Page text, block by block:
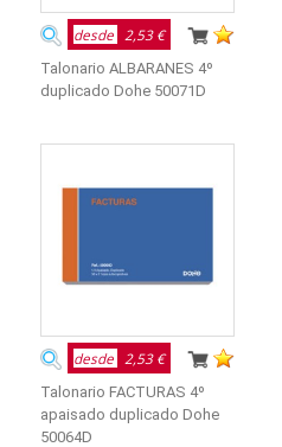
desde 2,53 €
Talonario ALBARANES 4º
duplicado Dohe 50071D
desde 2,53 €
Talonario FACTURAS 4º
apaisado duplicado Dohe
50064D